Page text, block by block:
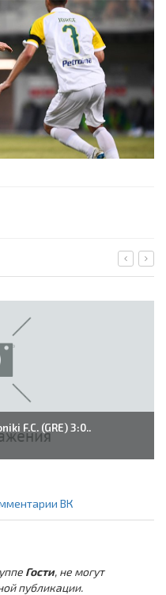
F.C. (GRE) 3:0..
ВК
Гости, не могут
публикации.